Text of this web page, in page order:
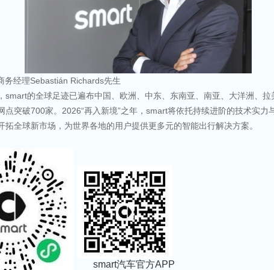
务经理Sebastián Richards先生
smart的全球足迹已遍布中国、欧洲、中东、东南亚、南亚、大洋洲、拉
点突破700家。2026“再入新境”之年，smart将依托持续进阶的技术实力
拓全球新市场，为世界各地的用户提供更多元的智能出行解决方案。
smart汽车官方APP